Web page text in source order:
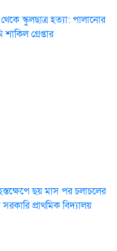
স্কুলছাত্র হত্যা: পালানোর
গ্রেপ্তার
ছয় মাস পর চলাচলের
প্রাথমিক বিদ্যালয়